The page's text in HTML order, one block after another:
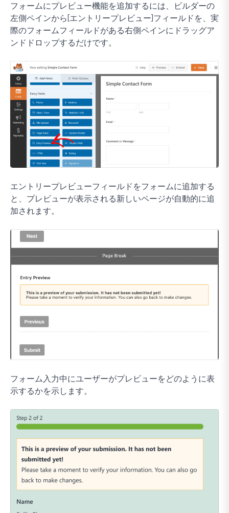
フォームにプレビュー機能を追加するには、ビルダーの
左側ペインから[エントリープレビュー]フィールドを、実
際のフォームフィールドがある右側ペインにドラッグア
ンドドロップするだけです。
エントリープレビューフィールドをフォームに追加する
と、プレビューが表示される新しいページが自動的に追
加されます。
フォーム入力中にユーザーがプレビューをどのように表
示するかを示します。